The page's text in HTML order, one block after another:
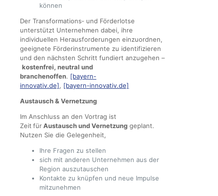
können
Der Transformations‑ und Förderlotse
unterstützt Unternehmen dabei, ihre
individuellen Herausforderungen einzuordnen,
geeignete Förderinstrumente zu identifizieren
und den nächsten Schritt fundiert anzugehen –
kostenfrei, neutral und
branchenoffen. [bayern-
innovativ.de], [bayern-innovativ.de]
Austausch & Vernetzung
Im Anschluss an den Vortrag ist
Zeit fürAustausch und Vernetzung geplant.
Nutzen Sie die Gelegenheit,
Ihre Fragen zu stellen
sich mit anderen Unternehmen aus der
Region auszutauschen
Kontakte zu knüpfen und neue Impulse
mitzunehmen